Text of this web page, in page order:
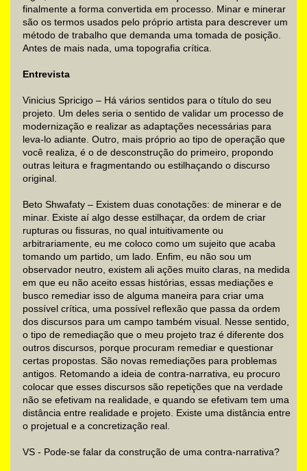
finalmente a forma convertida em processo. Minar e minerar
são os termos usados pelo próprio artista para descrever um
método de trabalho que demanda uma tomada de posição.
Antes de mais nada, uma topografia crítica.
Entrevista
Vinicius Spricigo – Há vários sentidos para o título do seu
projeto. Um deles seria o sentido de validar um processo de
modernização e realizar as adaptações necessárias para
leva-lo adiante. Outro, mais próprio ao tipo de operação que
você realiza, é o de desconstrução do primeiro, propondo
outras leitura e fragmentando ou estilhaçando o discurso
original.
Beto Shwafaty – Existem duas conotações: de minerar e de
minar. Existe aí algo desse estilhaçar, da ordem de criar
rupturas ou fissuras, no qual intuitivamente ou
arbitrariamente, eu me coloco como um sujeito que acaba
tomando um partido, um lado. Enfim, eu não sou um
observador neutro, existem ali ações muito claras, na medida
em que eu não aceito essas histórias, essas mediações e
busco remediar isso de alguma maneira para criar uma
possível crítica, uma possível reflexão que passa da ordem
dos discursos para um campo também visual. Nesse sentido,
o tipo de remediação que o meu projeto traz é diferente dos
outros discursos, porque procuram remediar e questionar
certas propostas. São novas remediações para problemas
antigos. Retomando a ideia de contra-narrativa, eu procuro
colocar que esses discursos são repetições que na verdade
não se efetivam na realidade, e quando se efetivam tem uma
distância entre realidade e projeto. Existe uma distância entre
o projetual e a concretização real.
VS - Pode-se falar da construção de uma contra-narrativa?